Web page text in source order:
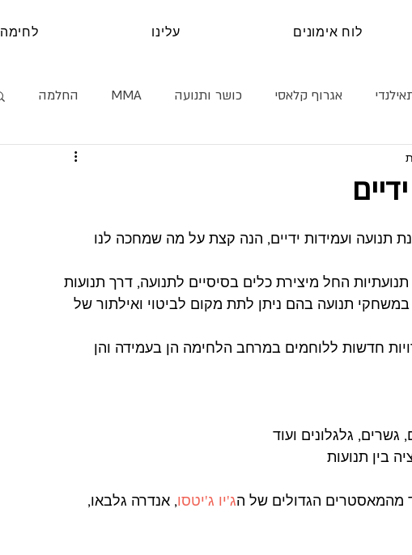
לחימה עלינו לוח אימונים
אגרוף קלאסי כושר ותנועה MMA החלמה
תנועה ועמידות ידיים, הנה קצת על מה שמחכה לנו
החל מיצירת כלים בסיסיים לתנועה, דרך תנועות
תנועה בהם ניתן לתת מקום לביטוי ואילתור של
חדשות ללוחמים במרחב הלחימה הן בעמידה והן
גשרים, גלגלונים ועוד
בין תנועות
מהמאסטרים הגדולים של הג'יו ג'יטסו, אנדרה גלבאו,